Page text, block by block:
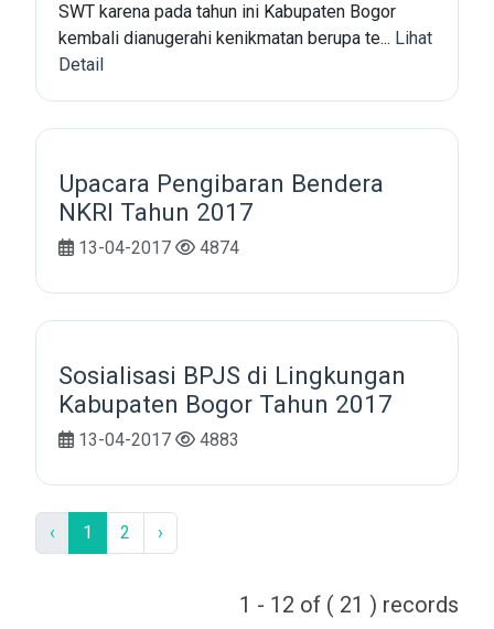
SWT karena pada tahun ini Kabupaten Bogor
kembali dianugerahi kenikmatan berupa te... Lihat
Detail
Upacara Pengibaran Bendera
NKRI Tahun 2017
13-04-2017 4874
Sosialisasi BPJS di Lingkungan
Kabupaten Bogor Tahun 2017
13-04-2017 4883
‹ 1 2 ›
1 - 12 of ( 21 ) records